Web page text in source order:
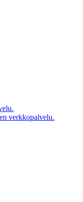
verkkopalvelu.